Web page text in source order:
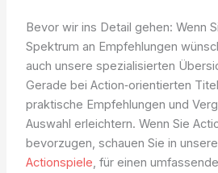
Bevor wir ins Detail gehen: Wenn
Spektrum an Empfehlungen
auch unsere spezialisierten
Gerade bei Action‑orientierten
praktische Empfehlungen und
Auswahl erleichtern. Wenn Sie
bevorzugen, schauen Sie in
Actionspiele, für einen